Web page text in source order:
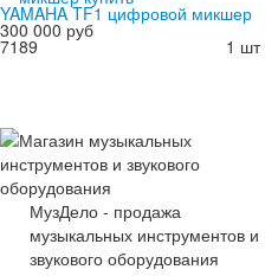
YAMAHA TF1 цифровой микшер
300 000 руб
1 шт
7189
МузДело - продажа
музыкальных инструментов и
звукового оборудования